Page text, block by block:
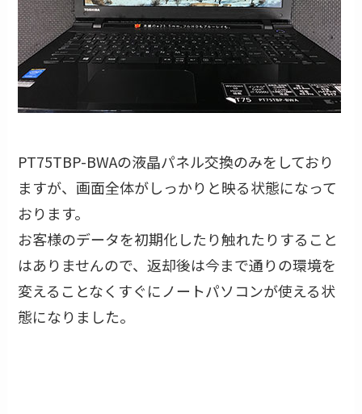
PT75TBP-BWAの液晶パネル交換のみをしており
ますが、画面全体がしっかりと映る状態になって
おります。
お客様のデータを初期化したり触れたりすること
はありませんので、返却後は今まで通りの環境を
変えることなくすぐにノートパソコンが使える状
態になりました。